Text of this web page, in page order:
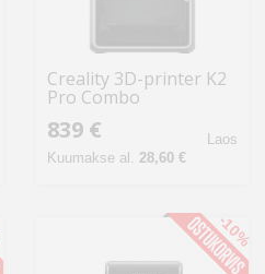
Creality 3D-printer K2
Pro Combo
839 €
Kuumakse al. 28,60 €
Laos
-10%